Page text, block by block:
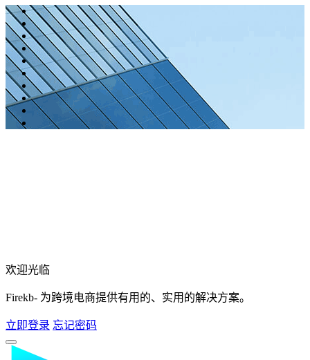
欢迎光临
Firekb- 为跨境电商提供有用的、实用的解决方案。
立即登录 忘记密码